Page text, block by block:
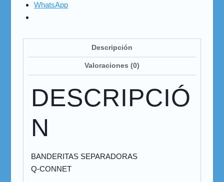
WhatsApp
Descripción
Valoraciones (0)
DESCRIPCIÓ
N
BANDERITAS SEPARADORAS
Q-CONNET